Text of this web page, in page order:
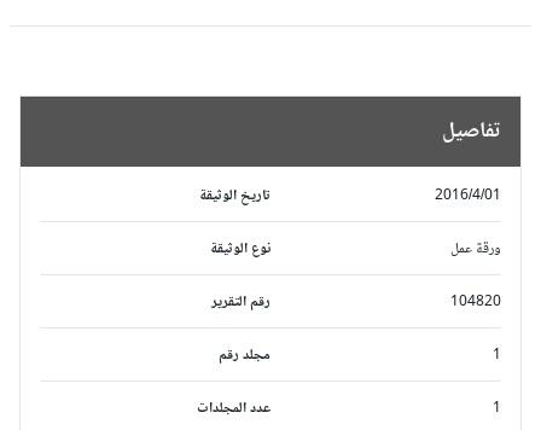
تفاصيل
تاريخ الوثيقة 2016/4/01
نوع الوثيقة ورقة عمل
رقم التقرير 104820
مجلد رقم
عدد المجلدات